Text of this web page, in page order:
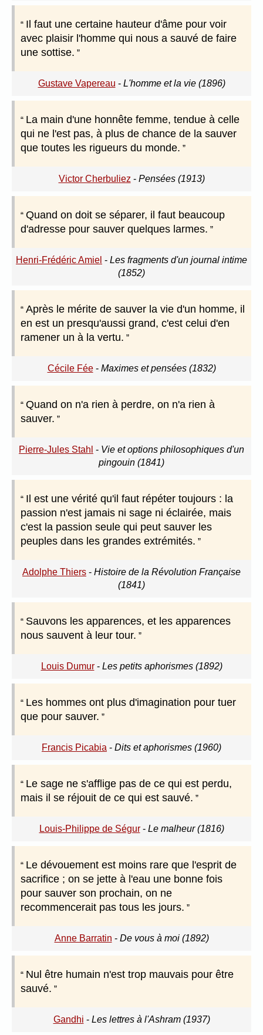
Il faut une certaine hauteur d'âme pour voir
avec plaisir l'homme qui nous a sauvé de faire
une sottise.
Gustave Vapereau - L'homme et la vie (1896)
La main d'une honnête femme, tendue à celle
qui ne l'est pas, à plus de chance de la sauver
que toutes les rigueurs du monde.
Victor Cherbuliez - Pensées (1913)
Quand on doit se séparer, il faut beaucoup
d'adresse pour sauver quelques larmes.
Henri-Frédéric Amiel - Les fragments d'un journal intime
(1852)
Après le mérite de sauver la vie d'un homme, il
en est un presqu'aussi grand, c'est celui d'en
ramener un à la vertu.
Cécile Fée- Maximes et pensées (1832)
Quand on n'a rien à perdre, on n'a rien à
sauver.
Pierre-Jules Stahl - Vie et options philosophiques d'un
pingouin (1841)
Il est une vérité qu'il faut répéter toujours : la
passion n'est jamais ni sage ni éclairée, mais
c'est la passion seule qui peut sauver les
peuples dans les grandes extrémités.
Adolphe Thiers - Histoire de la Révolution Française
(1841)
Sauvons les apparences, et les apparences
nous sauvent à leur tour.
Louis Dumur- Les petits aphorismes (1892)
Les hommes ont plus d'imagination pour tuer
que pour sauver.
Francis Picabia - Dits et aphorismes (1960)
Le sage ne s'afflige pas de ce qui est perdu,
mais il se réjouit de ce qui est sauvé.
Louis-Philippe de Ségur- Le malheur (1816)
Le dévouement est moins rare que l'esprit de
sacrifice ; on se jette à l'eau une bonne fois
pour sauver son prochain, on ne
recommencerait pas tous les jours.
Anne Barratin - De vous à moi (1892)
Nul être humain n'est trop mauvais pour être
sauvé.
Gandhi - Les lettres à l'Ashram (1937)